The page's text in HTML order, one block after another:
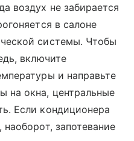
воздух не забирается
в салоне
системы. Чтобы
включите
и направьте
на окна, центральные
Если кондиционера
запотевание